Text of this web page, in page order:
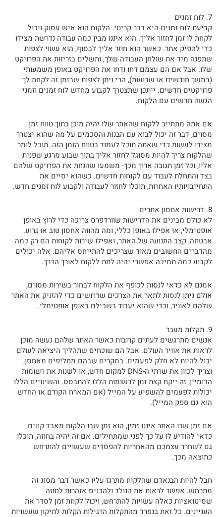
7. לוח זמנים
קביעת לוח זמנים היא דבר קריטי. הלקוח הוא איש עסוק ויכול
לקחת לו זמן לחזור אליך. הוא איננו מבין כמה עבודה נדרשת מצידו
כדי להפיק אתר. כאשר הוא חוזר אליך לבסוף, הוא עשוי לצפות
שתפנה מיד את שולחן העבודה שלך, ותשלים בזריזות את הפרויקט
שלו. אבל אם הם עצמם דחו ודחו את הפרויקט באופן משמעותי
(במשך חודשים או שבועות), הרי ניתן לצפות שבזמן זה לקחת לך
פרויקטים חדשים. ייתכן שתצטרך לקבוע מחדש לוח זמנים וזמני
הגשה חדשים עם הלקוח.
אם אתה מתחייב ללקוח שהאתר שלו יהיה מוכן בתוך טווח זמן
מסוים, דבר זה יכול לבוא עם הבנות והסכמים על מה שהוא יצטרך
מצידו לעשות כדי שאתה תוכל לעמוד בטווח הזמן הזה. תוכל לומר
שהלקוח צריך להיות מסוגל לחזור אליך בתוך שבוע מרגע שפנית
אליו, וכל זמן תגובה ארוך מכך- משמעו שהנחת את הפרויקט שלהם
בצד והתחלת לעבוד עם לקוחות חדשים. כשהוא יסיים את
התחייבויותיו האחרות, תוכלו לחזור לעבודה ולקבוע לוח זמנים חדש.
8. דרישות אחסון אתרים
לא כולם מבינים את הדרישות שוורדפרס צריכה כדי לרוץ באופן
אופטימלי, או אפילו באופן כללי, ומה מהווה אחסון טוב או גרוע.
אבטחה, קצב התנועה של האתר, ואפילו שירות לקוחות הם רק כמה
מהדברים החשובים מאוד שצריכים להתייחס אליהם. אלה יכולים
לקבוע כמה תמיכה אפשרי יהיה לתת ללקוח לאורך הדרך.
אמנם לא כדאי לנסות לכופף את הלקוח לבחור בשירות מסוים,
אולם ניתן לנסות לתאר את הצרכים שדרושים כדי להזניק את האתר
שלהם לאוויר, וכדי שהוא יעבוד בשבילם באופן אופטימלי.
9. תקלות מעבר
אנשים מתרגשים לעתים קרובות כאשר האתר שלהם נעשה מוכן
לראות את אוויר העולם. אבל הם שוכחים שתהליך היציאה לעולם
יכול להיות לא חלק לפעמים. במקרים שבהם מחליפים מאחסן,
וצריך לכוון את שרתי ה-DNS למקום חדש, או לשנות את רשומות
הדומיין, זה ייקח קצת זמן לרשומות הללו להתבסס. והשינויים הללו
יכולות לפעמים להשפיע על המייל (אם המארח הקודם או החדש
הוא גם ספק המייל).
אם זמן שבו האתר איננו זמין, הוא זמן שבו הלקוח מאבד קונים,
כדאי להודיע לו על כך לפני שמתחילים. אם זה יהיה בחוזה, תוכלו
גם לשחרר עצמכם מהאחריות להפסדים שעשויים להתרחש
כתוצאה מכך.
חבל להיות הבנאדם שהלקוח מתרגז עליו כאשר דבר מסוג זה
מתרחש. אפשר לראות את הנולד ולהכניס אזהרות לחוזה
שסיטואציות כאלה עשויות להתרחש, ויכול לקחת זמן לסדר את
העניינים. כל זאת בנפרד מהתקלות הרגילות הקלות לתיקון שעשויות